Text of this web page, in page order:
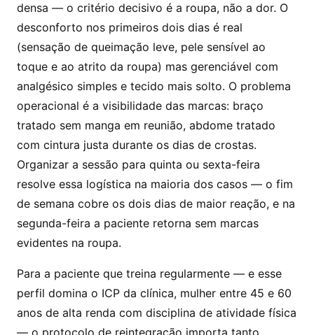
densa — o critério decisivo é a roupa, não a dor. O
desconforto nos primeiros dois dias é real
(sensação de queimação leve, pele sensível ao
toque e ao atrito da roupa) mas gerenciável com
analgésico simples e tecido mais solto. O problema
operacional é a visibilidade das marcas: braço
tratado sem manga em reunião, abdome tratado
com cintura justa durante os dias de crostas.
Organizar a sessão para quinta ou sexta-feira
resolve essa logística na maioria dos casos — o fim
de semana cobre os dois dias de maior reação, e na
segunda-feira a paciente retorna sem marcas
evidentes na roupa.
Para a paciente que treina regularmente — e esse
perfil domina o ICP da clínica, mulher entre 45 e 60
anos de alta renda com disciplina de atividade física
— o protocolo de reintegração importa tanto